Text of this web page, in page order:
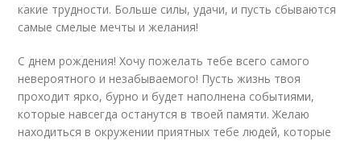
какие трудности. Больше силы, удачи, и пусть сбываются
самые смелые мечты и желания!
С днем рождения! Хочу пожелать тебе всего самого
невероятного и незабываемого! Пусть жизнь твоя
проходит ярко, бурно и будет наполнена событиями,
которые навсегда останутся в твоей памяти. Желаю
находиться в окружении приятных тебе людей, которые